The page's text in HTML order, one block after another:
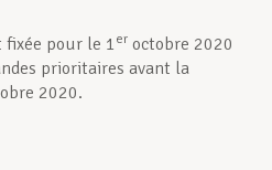
fixée pour le 1 er octobre 2020
prioritaires avant la
2020.